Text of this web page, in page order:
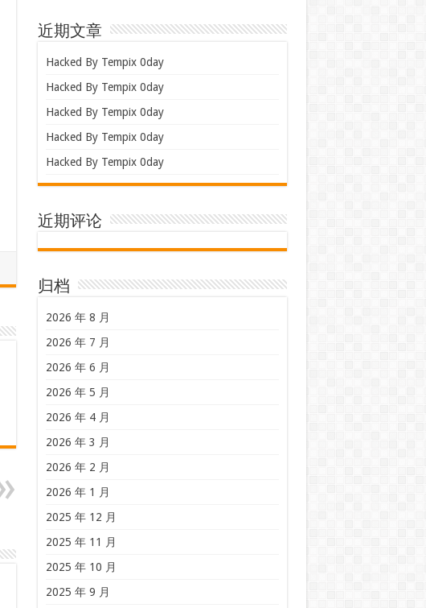
近期文章
Hacked By Tempix 0day
Hacked By Tempix 0day
Hacked By Tempix 0day
Hacked By Tempix 0day
Hacked By Tempix 0day
近期评论
归档
2026 年 8 月
2026 年 7 月
2026 年 6 月
2026 年 5 月
2026 年 4 月
2026 年 3 月
2026 年 2 月
2026 年 1 月
2025 年 12 月
2025 年 11 月
2025 年 10 月
2025 年 9 月